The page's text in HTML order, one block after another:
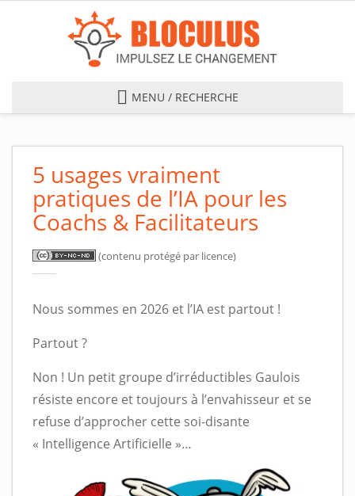
Skip to main content
MENU / RECHERCHE
5 usages vraiment
pratiques de l’IA pour les
Coachs & Facilitateurs
(contenu protégé par licence)
Nous sommes en 2026 et l’IA est partout !
Partout ?
Non ! Un petit groupe d’irréductibles Gaulois
résiste encore et toujours à l’envahisseur et se
refuse d’approcher cette soi-disante
« Intelligence Artificielle »…